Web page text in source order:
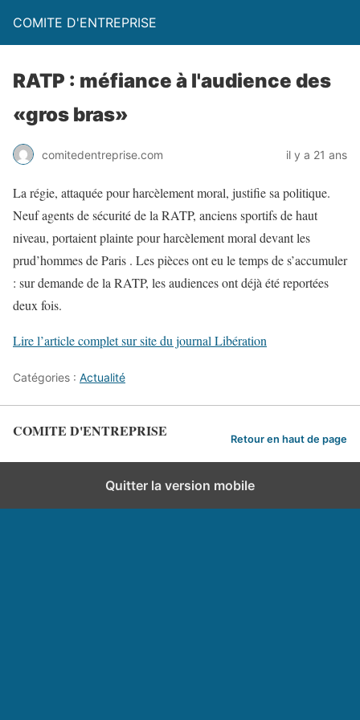
COMITE D'ENTREPRISE
RATP : méfiance à l'audience des
«gros bras»
comitedentreprise.com il y a 21 ans
La régie, attaquée pour harcèlement moral, justifie sa politique.
Neuf agents de sécurité de la RATP, anciens sportifs de haut
niveau, portaient plainte pour harcèlement moral devant les
prud’hommes de Paris . Les pièces ont eu le temps de s’accumuler
: sur demande de la RATP, les audiences ont déjà été reportées
deux fois.
Lire l’article complet sur site du journal Libération
Catégories : Actualité
COMITE D'ENTREPRISE Retour en haut de page
Quitter la version mobile